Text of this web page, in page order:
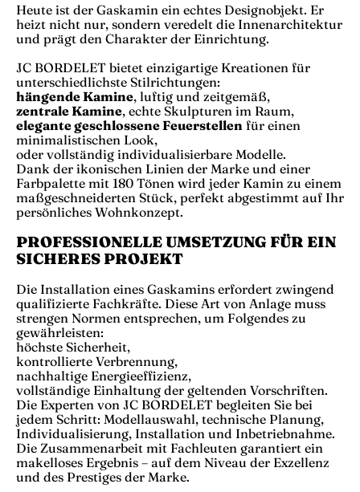
Heute ist der Gaskamin ein echtes Designobjekt. Er
heizt nicht nur, sondern veredelt die Innenarchitektur
und prägt den Charakter der Einrichtung.
JC BORDELET bietet einzigartige Kreationen für
unterschiedlichste Stilrichtungen:
hängende Kamine, luftig und zeitgemäß,
zentrale Kamine, echte Skulpturen im Raum,
elegante geschlossene Feuerstellen für einen
minimalistischen Look,
oder vollständig individualisierbare Modelle.
Dank der ikonischen Linien der Marke und einer
Farbpalette mit 180 Tönen wird jeder Kamin zu einem
maßgeschneiderten Stück, perfekt abgestimmt auf Ihr
persönliches Wohnkonzept.
PROFESSIONELLE UMSETZUNG FÜR EIN
SICHERES PROJEKT
Die Installation eines Gaskamins erfordert zwingend
qualifizierte Fachkräfte. Diese Art von Anlage muss
strengen Normen entsprechen, um Folgendes zu
gewährleisten:
höchste Sicherheit,
kontrollierte Verbrennung,
nachhaltige Energieeffizienz,
vollständige Einhaltung der geltenden Vorschriften.
Die Experten von JC BORDELET begleiten Sie bei
jedem Schritt: Modellauswahl, technische Planung,
Individualisierung, Installation und Inbetriebnahme.
Die Zusammenarbeit mit Fachleuten garantiert ein
makelloses Ergebnis – auf dem Niveau der Exzellenz
und des Prestiges der Marke.